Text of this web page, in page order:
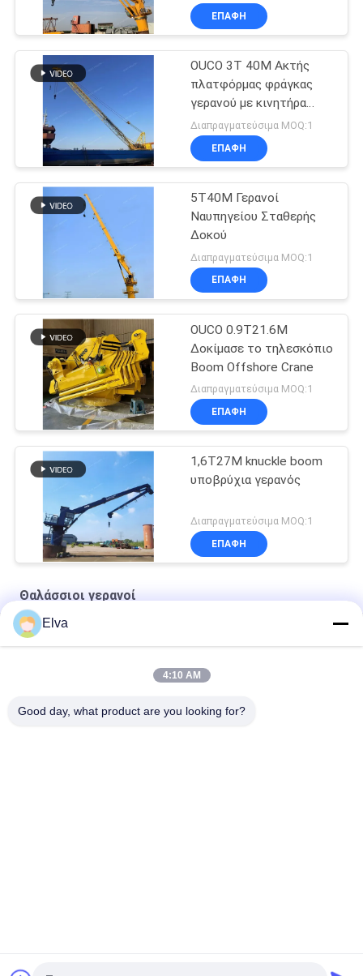
ηλεκτρική για βαρέων
καθηκόντων
ΕΠΑΦΉ
OUCO 3T 40M Ακτής
πλατφόρμας φράγκας
γερανού με κινητήρα
ντίζελ
Διαπραγματεύσιμα MOQ:1
ΕΠΑΦΉ
5T40M Γερανοί
Ναυπηγείου Σταθερής
Δοκού
Διαπραγματεύσιμα MOQ:1
ΕΠΑΦΉ
OUCO 0.9T21.6M
Δοκίμασε το τηλεσκόπιο
Boom Offshore Crane
Διαπραγματεύσιμα MOQ:1
ΕΠΑΦΉ
1,6T27M knuckle boom
υποβρύχια γερανός
Διαπραγματεύσιμα MOQ:1
ΕΠΑΦΉ
Θαλάσσιοι γερανοί
Ναυτικό συρματόσχοινο Premium OUCO
Elva
4:10 AM
Good day, what product are you looking for?